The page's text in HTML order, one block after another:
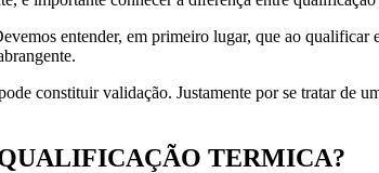
entender, em primeiro lugar, que ao
constituir validação. Justamente por se tratar de
TERMICA?